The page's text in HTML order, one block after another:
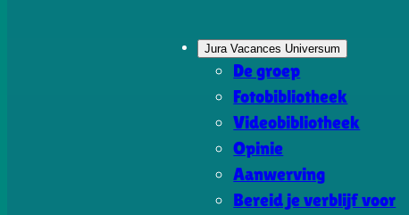
Jura Vacances Universum
De groep
Fotobibliotheek
Videobibliotheek
Opinie
Aanwerving
Bereid je verblijf voor